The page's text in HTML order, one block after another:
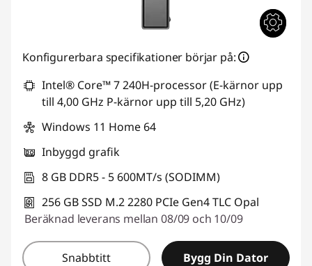
Konfigurerbara specifikationer börjar på:
Intel® Core™ 7 240H-processor (E-kärnor upp
till 4,00 GHz P-kärnor upp till 5,20 GHz)
Windows 11 Home 64
Inbyggd grafik
8 GB DDR5 - 5 600MT/s (SODIMM)
256 GB SSD M.2 2280 PCIe Gen4 TLC Opal
Beräknad leverans mellan 08/09 och 10/09
Snabbtitt Bygg Din Dator